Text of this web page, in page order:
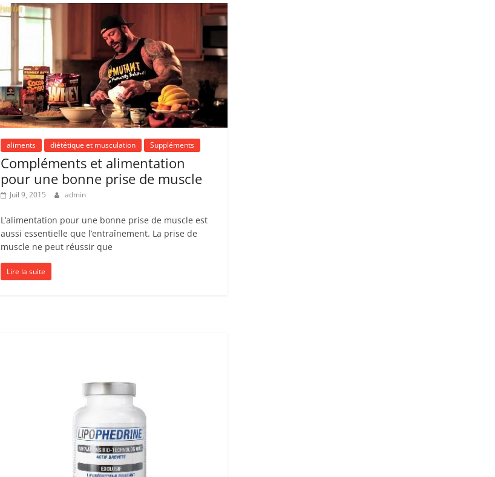
aliments diététique et musculation Suppléments
Compléments et alimentation
pour une bonne prise de muscle
Juil 9, 2015 admin
L’alimentation pour une bonne prise de muscle est
aussi essentielle que l’entraînement. La prise de
muscle ne peut réussir que
Lire la suite